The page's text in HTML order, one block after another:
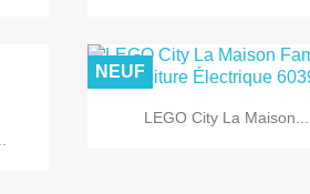
 Aperçu rapide
LEGO City La Maison...
NEUF